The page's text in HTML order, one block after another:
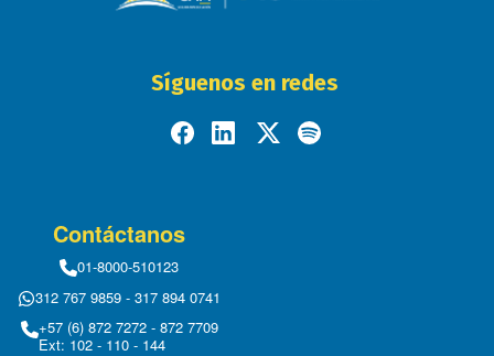
Síguenos en redes
Contáctanos
01-8000-510123
312 767 9859 - 317 894 0741
+57 (6) 872 7272 - 872 7709
Ext: 102 - 110 - 144